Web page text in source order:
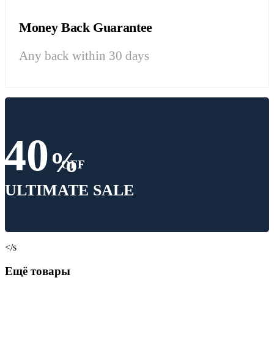
Money Back Guarantee
Any back within 30 days
40%
OFF
ULTIMATE SALE
</s
Ещё товары